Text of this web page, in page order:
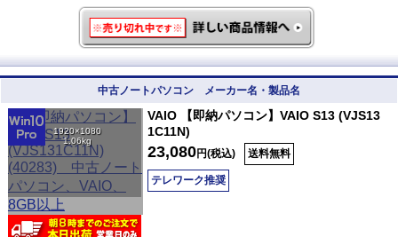
中古ノートパソコン メーカー名・製品名
1920×1080
1.06kg
VAIO 【即納パソコン】VAIO S13 (VJS13
1C11N)
23,080円(税込) 送料無料
テレワーク推奨